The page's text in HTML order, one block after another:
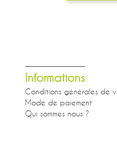
Informations
Conditions générales de
Mode de paiement
Qui sommes nous ?